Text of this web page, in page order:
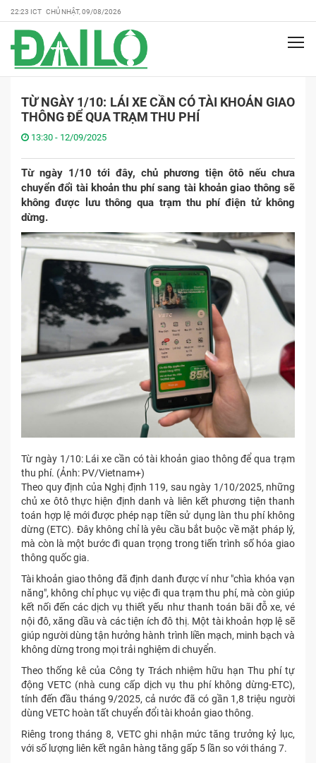
22:23 ICT CHỦ NHẬT, 09/08/2026
TỪ NGÀY 1/10: LÁI XE CẦN CÓ TÀI KHOẢN GIAO
THÔNG ĐỂ QUA TRẠM THU PHÍ
13:30 - 12/09/2025
Từ ngày 1/10 tới đây, chủ phương tiện ôtô nếu chưa
chuyển đổi tài khoản thu phí sang tài khoản giao thông sẽ
không được lưu thông qua trạm thu phí điện tử không
dừng.
Từ ngày 1/10: Lái xe cần có tài khoản giao thông để qua trạm
thu phí. (Ảnh: PV/Vietnam+)
Theo quy định của Nghị định 119, sau ngày 1/10/2025, những
chủ xe ôtô thực hiện định danh và liên kết phương tiện thanh
toán hợp lệ mới được phép nạp tiền sử dụng làn thu phí không
dừng (ETC). Đây không chỉ là yêu cầu bắt buộc về mặt pháp lý,
mà còn là một bước đi quan trọng trong tiến trình số hóa giao
thông quốc gia.
Tài khoản giao thông đã định danh được ví như "chìa khóa vạn
năng", không chỉ phục vụ việc đi qua trạm thu phí, mà còn giúp
kết nối đến các dịch vụ thiết yếu như thanh toán bãi đỗ xe, vé
nội đô, xăng dầu và các tiện ích đô thị. Một tài khoản hợp lệ sẽ
giúp người dùng tận hưởng hành trình liền mạch, minh bạch và
không dừng trong mọi trải nghiệm di chuyển.
Theo thống kê của Công ty Trách nhiệm hữu hạn Thu phí tự
động VETC (nhà cung cấp dịch vụ thu phí không dừng-ETC),
tính đến đầu tháng 9/2025, cả nước đã có gần 1,8 triệu người
dùng VETC hoàn tất chuyển đổi tài khoản giao thông.
Riêng trong tháng 8, VETC ghi nhận mức tăng trưởng kỷ lục,
với số lượng liên kết ngân hàng tăng gấp 5 lần so với tháng 7.